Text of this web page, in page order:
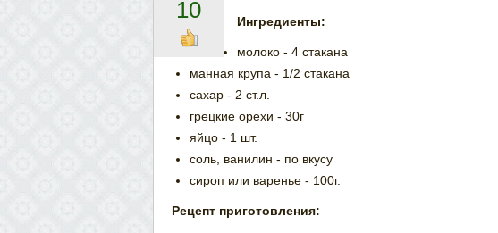
10 Ингредиенты:
молоко - 4 стакана
манная крупа - 1/2 стакана
сахар - 2 ст.л.
грецкие орехи - 30г
яйцо - 1 шт.
соль, ванилин - по вкусу
сироп или варенье - 100г.
Рецепт приготовления: